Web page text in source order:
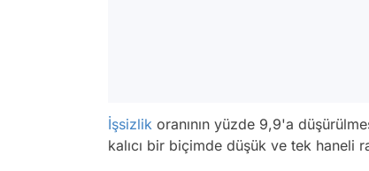
İşsizlik oranının yüzde 9,9'a
kalıcı bir biçimde düşük ve tek haneli